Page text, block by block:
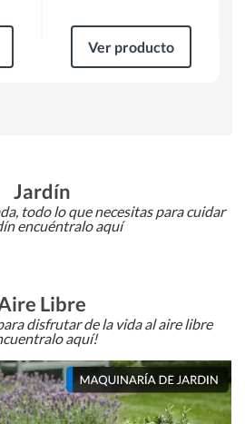
Ver producto
Jardín
todo lo que necesitas para cuidar
encuéntralo aquí
Libre
disfrutar de la vida al aire libre
aquí!